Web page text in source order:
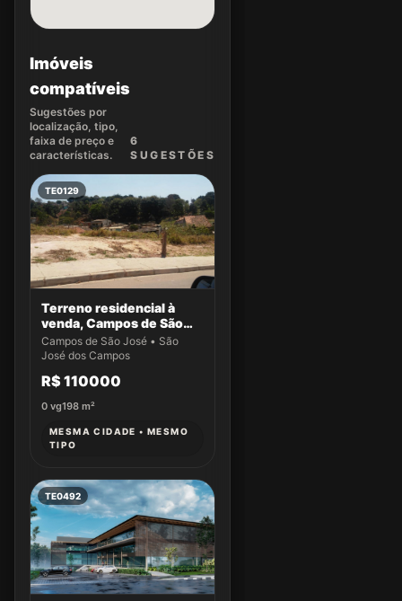
Imóveis
compatíveis
Sugestões por
localização, tipo,
faixa de preço e
características.
6
SUGEST ÕES
TE0129
Terreno residencial à
venda, Campos de São
José, São José dos
Campos.
Campos de São José • São
José dos Campos
R$ 110000
0 vg198 m²
MESMA CIDADE • MESMO
TIPO
TE0492